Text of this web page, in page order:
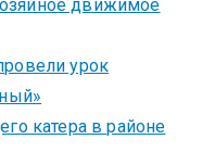
движимое
урок
катера в районе